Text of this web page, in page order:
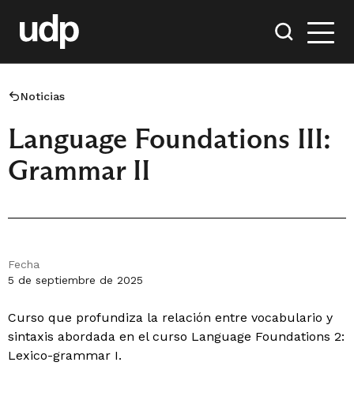
Noticias
Language Foundations III:
Grammar II
Fecha
5 de septiembre de 2025
Curso que profundiza la relación entre vocabulario y
sintaxis abordada en el curso Language Foundations 2:
Lexico-grammar I.